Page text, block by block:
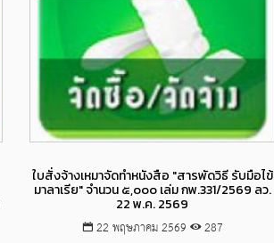
ใบสั่งจ้างเหมาจัดทำหนังสือ "สารพัดวิธี รับมือไข้
มาลาเรีย" จำนวน ๕,๐๐๐ เล่ม กพ.331/2569 ลว.
22 พ.ค. 2569
22 พฤษภาคม 2569 287